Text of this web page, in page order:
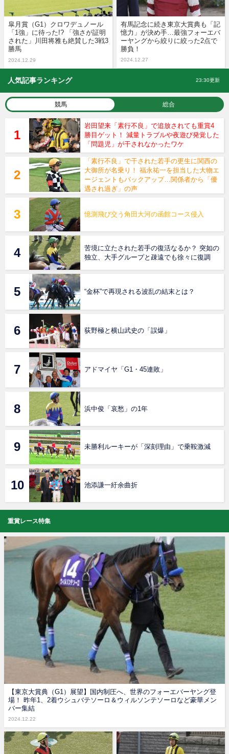
皐月賞（G1）クロワデュノール
「1強」に待った!? 「強さが証明
された」川田将雅も絶賛した3戦3
勝馬
2024.12.29
有馬記念に続き東京大賞典も「記
憶力」が決め手…最強フォーエバ
ーヤングから絞りに絞った2点で
勝負！
2024.12.27
人気記事ランキング 23:30更新
競馬 総合
岩田望来「素行不良」で追放されても重賞4
勝目ゲット！ 減量トラブルや夜遊び発覚した
「問題児」が干されなかったワケ
「素行不良」で干された若手の更生に関西の
大御所が名乗り！ 福永祐一を担当した大物エ
ージェントもバックアップ…関係者から「優
遇され過ぎ」の声
憶測飛び交う角田大河の函館コース侵入
苦境に立たされた若手の復活なるか？ 突如の
独立、大手グループと疎遠でも徐々に復調
“金杯”で再現される波乱の結末とは？
荻野極と横山武史の「誤爆」
アドマイヤ「G1・45連敗」
浜中俊「哀愁」の1年
未勝利ルーキーが「深刻理由」で乗鞍激減
池添謙一紆余曲折
重賞レース特集
【東京大賞典（G1）展望】国内制圧へ、世界のフォーエバーヤング登
場！ 昨年1、2着ウシュバテソーロ＆ウィルソンテソーロなど豪華メン
バー集結
2024.12.22